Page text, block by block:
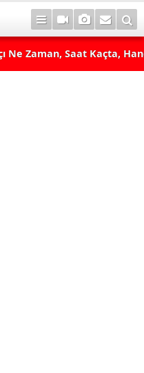
Ne Zaman, Saat Kaçta,